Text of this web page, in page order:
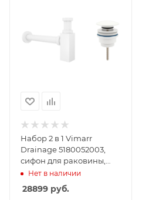
Набор 2 в 1 Vimarr
Drainage 5180052003,
сифон для раковины,
донный клапан
универсальный,
матовый белый
Нет в наличии
28899 руб.